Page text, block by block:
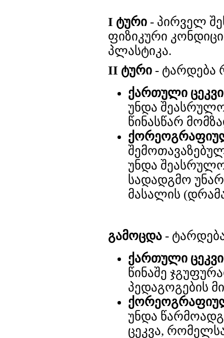
I ტური - პირველ
ფიზიკური
პლასტიკა.
II ტური - ტარდება
ქართული
უნდა
წინასწარ
უნდა
სადადგმო
მასალის
გამოცდა -
ქართული
წინაშე
პედაგოგების
უნდა
ცეკვა,